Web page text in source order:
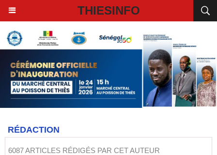
THIESINFO
RÉDACTION
6087 ARTICLES RÉDIGÉS PAR CET AUTEUR